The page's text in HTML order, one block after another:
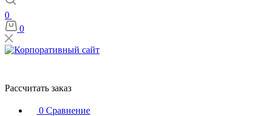
0
0
Рассчитать заказ
0 Сравнение